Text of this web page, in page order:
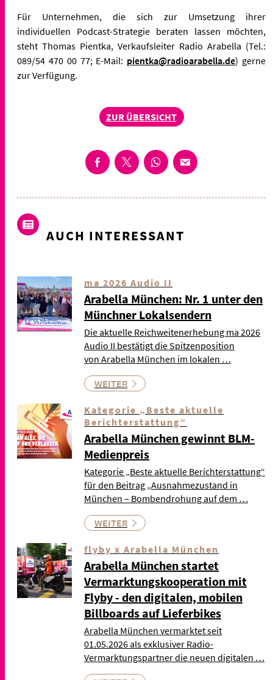
Für Unternehmen, die sich zur Umsetzung ihrer
individuellen Podcast-Strategie beraten lassen möchten,
steht Thomas Pientka, Verkaufsleiter Radio Arabella (Tel.:
089/54 470 00 77; E-Mail: pientka@radioarabella.de) gerne
zur Verfügung.
ZUR ÜBERSICHT
AUCH INTERESSANT
ma 2026 Audio II
Arabella München: Nr. 1 unter den
Münchner Lokalsendern
Die aktuelle Reichweitenerhebung ma 2026
Audio II bestätigt die Spitzenposition
von Arabella München im lokalen …
WEITER
Kategorie „Beste aktuelle
Berichterstattung“
Arabella München gewinnt BLM-
Medienpreis
Kategorie „Beste aktuelle Berichterstattung“
für den Beitrag „Ausnahmezustand in
München – Bombendrohung auf dem …
WEITER
flyby x Arabella München
Arabella München startet
Vermarktungskooperation mit
Flyby - den digitalen, mobilen
Billboards auf Lieferbikes
Arabella München vermarktet seit
01.05.2026 als exklusiver Radio-
Vermarktungspartner die neuen digitalen …